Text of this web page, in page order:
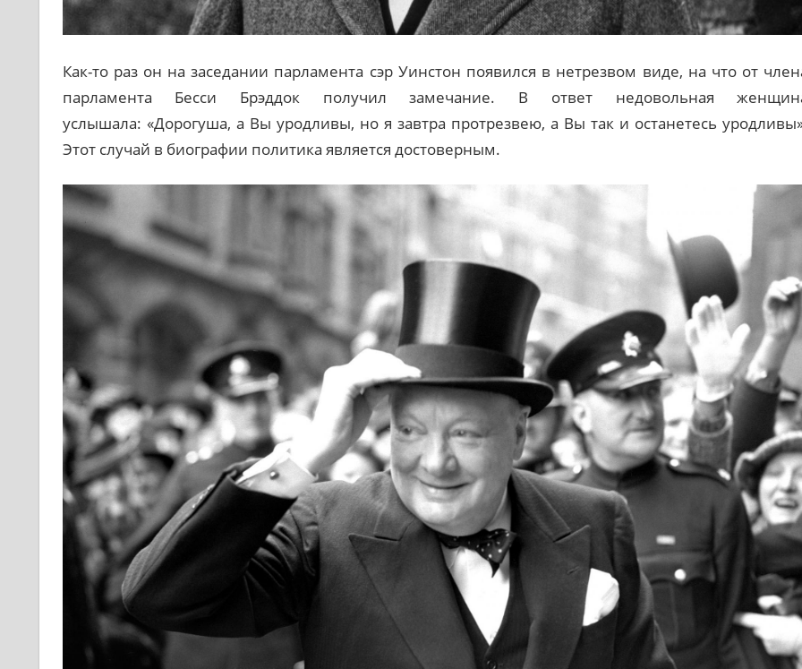
Как-то раз он на заседании парламента сэр Уинстон появился в нетрезвом виде, на что от
парламента Бесси Брэддок получил замечание. В ответ недовольная
услышала: «Дорогуша, а Вы уродливы, но я завтра протрезвею, а Вы так и останетесь
Этот случай в биографии политика является достоверным.